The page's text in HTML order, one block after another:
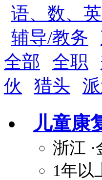
法定节假日三薪
晋升与政策
8小时工作制
安排进修 科
包住
定期团建
解决户口
语、数、
辅导/教务
全部
全职
伙
猎头
儿童康
浙江
1年以